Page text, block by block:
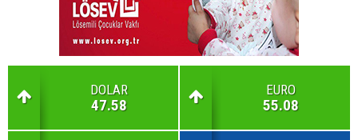
DOLAR
47.58
EURO
55.08